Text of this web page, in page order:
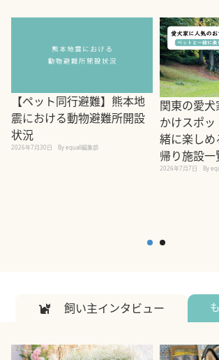
【ペット同行避難】熊本地
震における動物避難所開設
状況
2026年7月30日 By equall編集部
関東の愛
かけスポ
緒に楽しめ
帰り施設一
2026年7月7日 By
飼い主インタビュー